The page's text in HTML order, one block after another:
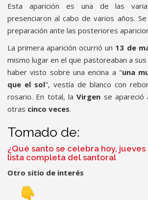
Esta aparición es una de las
presenciaron al cabo de varios años.
preparación ante las posteriores
La primera aparición ocurrió un 13 de
mismo lugar en el que pastoreaban a
haber visto sobre una encina a "una
que el sol", vestía de blanco con
rosario. En total, laVirgen se apareció
otras cinco veces.
Tomado de:
¿Qué santo se celebra hoy, jueves
lista completa del santoral
Otro sitio de interés